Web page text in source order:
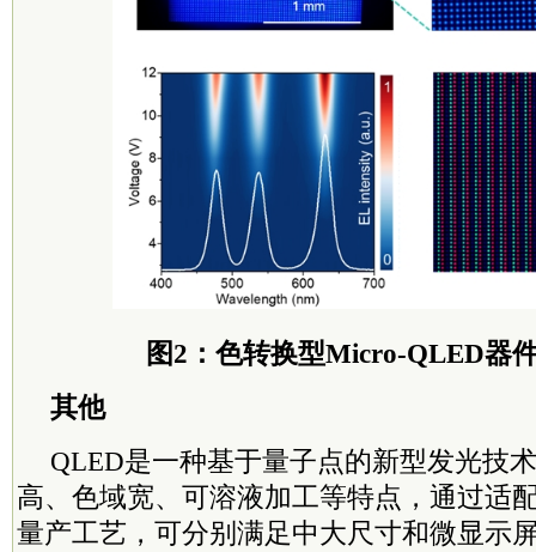
图2：色转换型Micro-QLED器
其他
QLED是一种基于量子点的新型发光技
高、色域宽、可溶液加工等特点，通过适
量产工艺，可分别满足中大尺寸和微显示